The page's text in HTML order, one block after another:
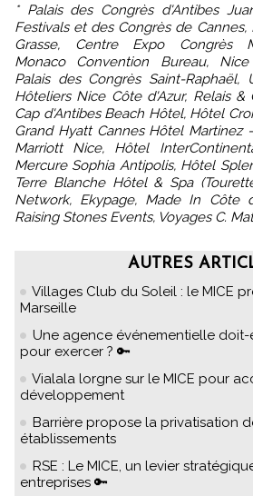
* Palais des Congrès d'Antibes
Festivals et des Congrès de Cannes,
Grasse, Centre Expo Congrès
Monaco Convention Bureau,
Palais des Congrès Saint-Raphaël,
Hôteliers Nice Côte d'Azur, Relais &
Cap d'Antibes Beach Hôtel, Hôtel
Grand Hyatt Cannes Hôtel Martinez
Marriott Nice, Hôtel
Mercure Sophia Antipolis, Hôtel
Terre Blanche Hôtel & Spa
Network, Ekypage, Made In Côte
Raising Stones Events, Voyages C.
AUTRES
Villages Club du Soleil : le MICE
Marseille
Une agence événementielle doit-
pour exercer ? 🔑
Vialala lorgne sur le MICE pour
développement
Barrière propose la privatisation
établissements
RSE : Le MICE, un levier
entreprises 🔑